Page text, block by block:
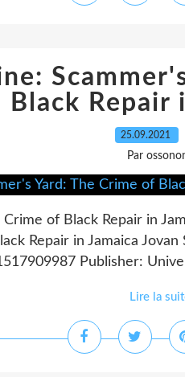
Black Repair
25.09.2021
Par
of Black Repair in
Repair in Jamaica
Publisher:
Lire la